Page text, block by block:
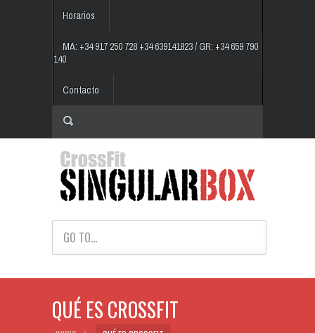
Horarios
MA: +34 917 250 728 +34 639141823 / GR: +34 659 790
140
Contacto
GO TO...
QUÉ ES CROSSFIT